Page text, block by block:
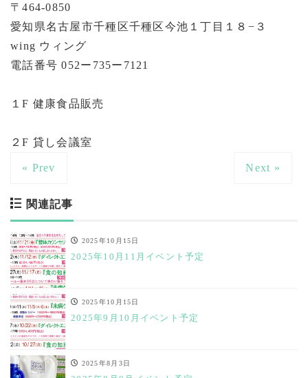
〒464-0850
愛知県名古屋市千種区千種区今池１丁目１８−３
wing ウィング
電話番号 052ー735ー7121
１F 健康食品販売
２F 貸し会議室
« Prev Next »
関連記事
2025年10月15日
2025年10月11月イベント予定
2025年10月15日
2025年9月10月イベント予定
2025年8月3日